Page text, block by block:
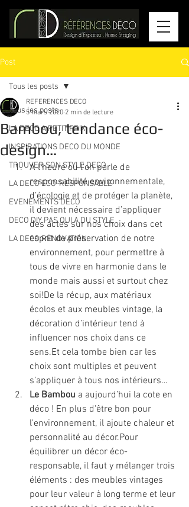
Post
Tous les posts
LA DECO A PETIT PRIX
INSPIRATIONS DECO DU MONDE
TROUVER SON STYLE DECO
LA DECO ECO-RESPONSABLE
EVENEMENTS DECO
DECO DIY PAS QUI A DU STYLE
LA DECO RENOVATION
Tous les posts
Bambou, tendance éco-
design…
REFERENCES DECO
5 mars 2020 2 min de lecture
A l’heure ou l’on parle de
responsabilité environnementale,
d’écologie et de protéger la planète,
il devient nécessaire d’appliquer
des actes sur nos choix dans cet
esprit de préservation de notre
environnement, pour permettre à
tous de vivre en harmonie dans le
monde mais aussi et surtout chez
soi!De la récup, aux matériaux
écolos et aux meubles vintage, la
décoration d’intérieur tend à
influencer nos choix dans ce
sens.Et cela tombe bien car les
choix sont multiples et peuvent
s’appliquer à tous nos intérieurs…
Le Bambou a aujourd’hui la cote en
déco ! En plus d'être bon pour
l'environnement, il ajoute chaleur et
personnalité au décor.Pour
équilibrer un décor éco-
responsable, il faut y mélanger trois
éléments : des meubles vintages
pour leur valeur à long terme et leur